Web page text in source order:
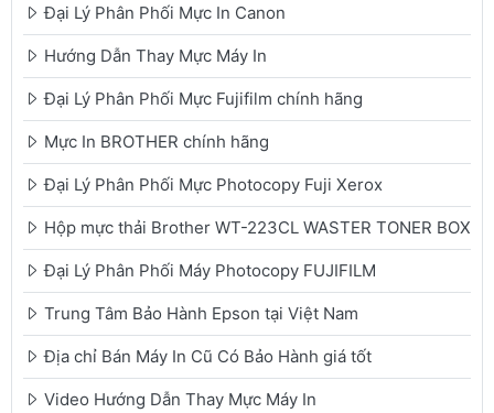
Đại Lý Phân Phối Mực In Canon
Hướng Dẫn Thay Mực Máy In
Đại Lý Phân Phối Mực Fujifilm chính hãng
Mực In BROTHER chính hãng
Đại Lý Phân Phối Mực Photocopy Fuji Xerox
Hộp mực thải Brother WT-223CL WASTER TONER BOX
Đại Lý Phân Phối Máy Photocopy FUJIFILM
Trung Tâm Bảo Hành Epson tại Việt Nam
Địa chỉ Bán Máy In Cũ Có Bảo Hành giá tốt
Video Hướng Dẫn Thay Mực Máy In